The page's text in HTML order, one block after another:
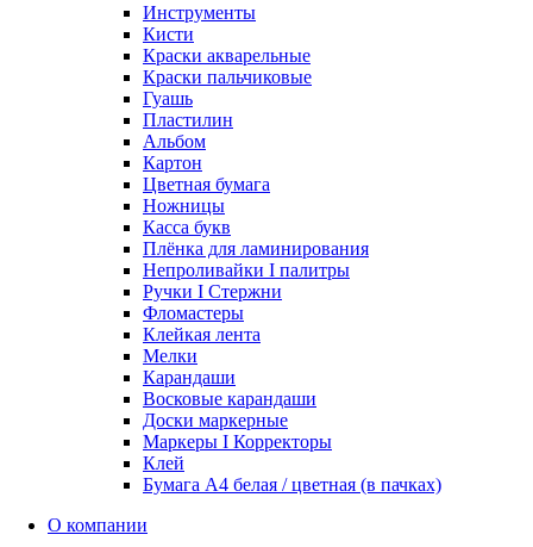
Инструменты
Кисти
Краски акварельные
Краски пальчиковые
Гуашь
Пластилин
Альбом
Картон
Цветная бумага
Ножницы
Касса букв
Плёнка для ламинирования
Непроливайки I палитры
Ручки I Стержни
Фломастеры
Клейкая лента
Мелки
Карандаши
Восковые карандаши
Доски маркерные
Маркеры I Корректоры
Клей
Бумага А4 белая / цветная (в пачках)
О компании